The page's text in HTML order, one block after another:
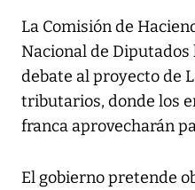
La Comisión de
Nacional de
debate al proyecto de
tributarios, donde los
franca aprovecharán
El gobierno pretende